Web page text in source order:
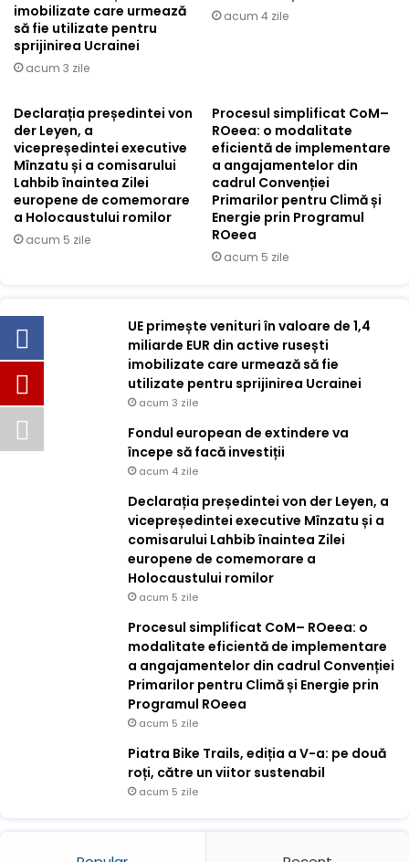
imobilizate care urmează
să fie utilizate pentru
sprijinirea Ucrainei
acum 3 zile
acum 4 zile
Declarația președintei von
der Leyen, a
vicepreședintei executive
Mînzatu și a comisarului
Lahbib înaintea Zilei
europene de comemorare
a Holocaustului romilor
acum 5 zile
Procesul simplificat CoM–
ROeea: o modalitate
eficientă de implementare
a angajamentelor din
cadrul Convenției
Primarilor pentru Climă și
Energie prin Programul
ROeea
acum 5 zile
UE primește venituri în valoare de 1,4
miliarde EUR din active rusești
imobilizate care urmează să fie
utilizate pentru sprijinirea Ucrainei
acum 3 zile
Fondul european de extindere va
începe să facă investiții
acum 4 zile
Declarația președintei von der Leyen, a
vicepreședintei executive Mînzatu și a
comisarului Lahbib înaintea Zilei
europene de comemorare a
Holocaustului romilor
acum 5 zile
Procesul simplificat CoM– ROeea: o
modalitate eficientă de implementare
a angajamentelor din cadrul Convenției
Primarilor pentru Climă și Energie prin
Programul ROeea
acum 5 zile
Piatra Bike Trails, ediția a V-a: pe două
roți, către un viitor sustenabil
acum 5 zile